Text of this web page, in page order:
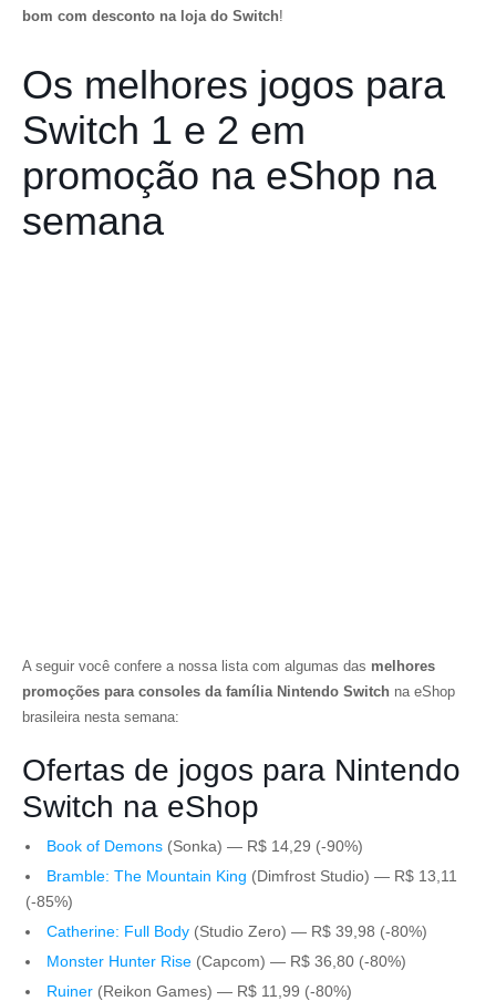
bom com desconto na loja do Switch!
Os melhores jogos para
Switch 1 e 2 em
promoção na eShop na
semana
A seguir você confere a nossa lista com algumas das melhores
promoções para consoles da família Nintendo Switch na eShop
brasileira nesta semana:
Ofertas de jogos para Nintendo
Switch na eShop
Book of Demons (Sonka) — R$ 14,29 (-90%)
Bramble: The Mountain King (Dimfrost Studio) — R$ 13,11
(-85%)
Catherine: Full Body (Studio Zero) — R$ 39,98 (-80%)
Monster Hunter Rise (Capcom) — R$ 36,80 (-80%)
Ruiner (Reikon Games) — R$ 11,99 (-80%)